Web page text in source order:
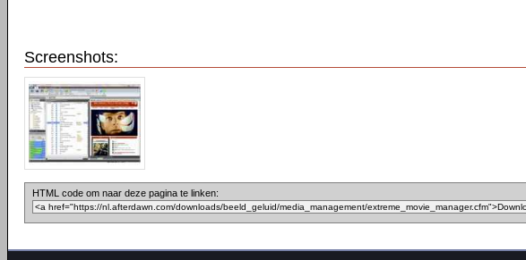
Screenshots:
HTML code om naar deze pagina te linken: